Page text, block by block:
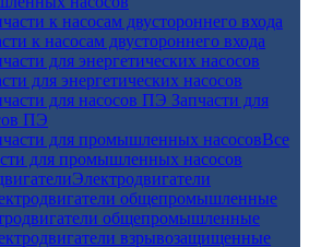
к насосам двустороннего входа
для энергетических насосов
Запчасти для
ПЭ
Все
для промышленных насосов
Электродвигатели
общепромышленные